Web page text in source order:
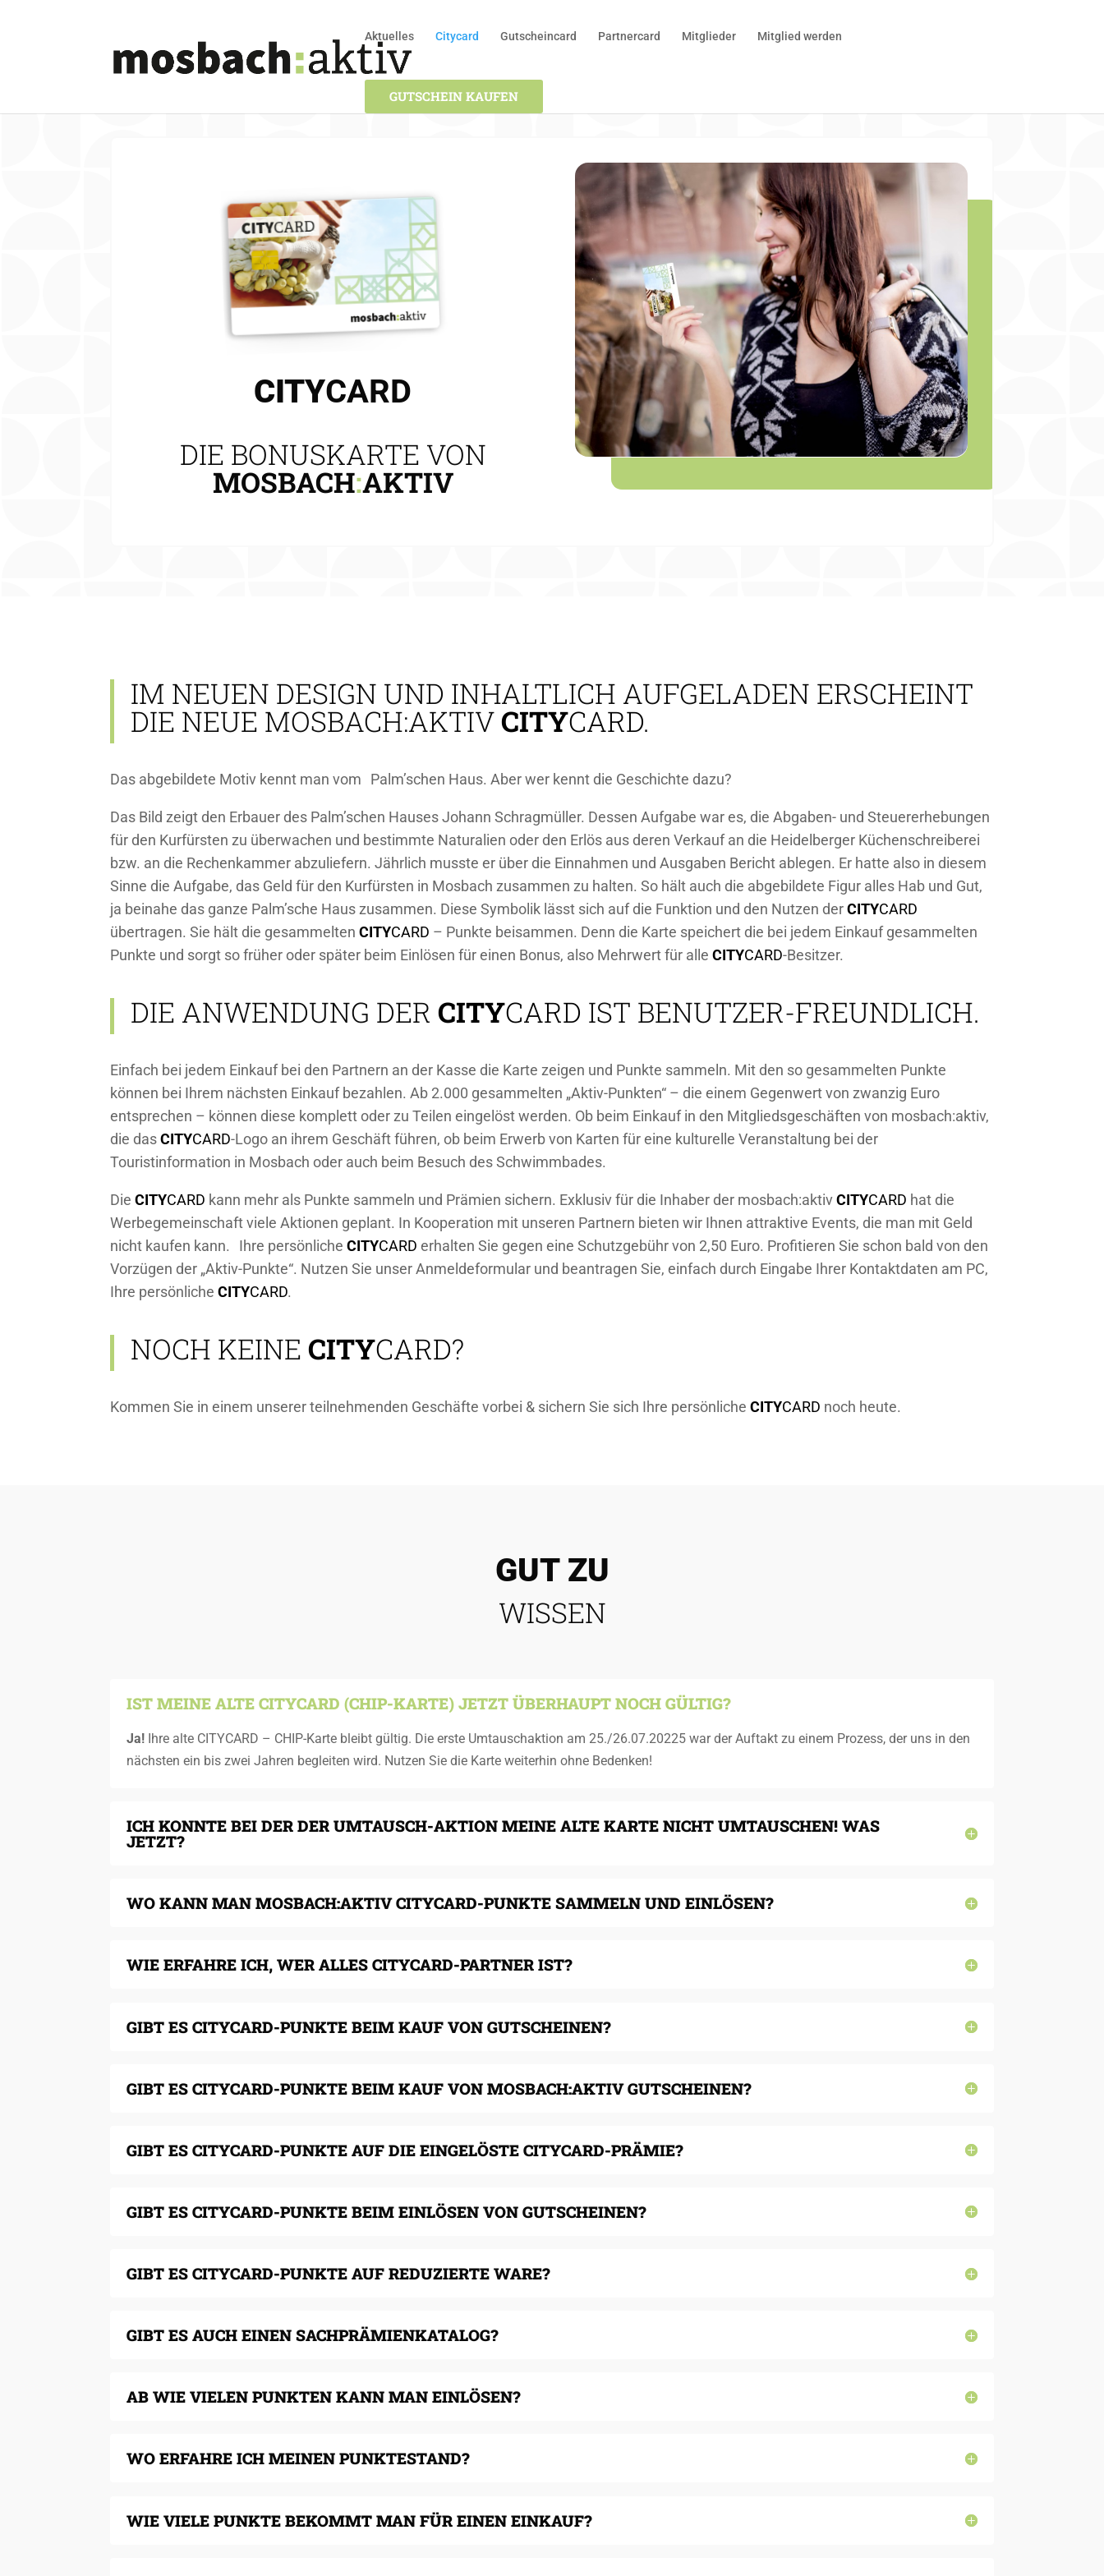
Aktuelles Citycard Gutscheincard Partnercard Mitglieder Mitglied werden
GUTSCHEIN KAUFEN
CITYCARD
DIE BONUSKARTE VON
MOSBACH:AKTIV
IM NEUEN DESIGN UND INHALTLICH AUFGELADEN ERSCHEINT
DIE NEUE MOSBACH:AKTIVCITYCARD.
Das abgebildete Motiv kennt man vom Palm’schen Haus. Aber wer kennt die Geschichte dazu?
Das Bild zeigt den Erbauer des Palm’schen Hauses Johann Schragmüller. Dessen Aufgabe war es, die Abgaben- und Steuererhebungen
für den Kurfürsten zu überwachen und bestimmte Naturalien oder den Erlös aus deren Verkauf an die Heidelberger Küchenschreiberei
bzw. an die Rechenkammer abzuliefern. Jährlich musste er über die Einnahmen und Ausgaben Bericht ablegen. Er hatte also in diesem
Sinne die Aufgabe, das Geld für den Kurfürsten in Mosbach zusammen zu halten. So hält auch die abgebildete Figur alles Hab und Gut,
ja beinahe das ganze Palm’sche Haus zusammen. Diese Symbolik lässt sich auf die Funktion und den Nutzen derCITYCARD
übertragen. Sie hält die gesammeltenCITYCARD – Punkte beisammen. Denn die Karte speichert die bei jedem Einkauf gesammelten
Punkte und sorgt so früher oder später beim Einlösen für einen Bonus, also Mehrwert für alleCITYCARD-Besitzer.
DIE ANWENDUNG DERCITYCARD IST BENUTZER-FREUNDLICH.
Einfach bei jedem Einkauf bei den Partnern an der Kasse die Karte zeigen und Punkte sammeln. Mit den so gesammelten Punkte
können bei Ihrem nächsten Einkauf bezahlen. Ab 2.000 gesammelten „Aktiv-Punkten“ – die einem Gegenwert von zwanzig Euro
entsprechen – können diese komplett oder zu Teilen eingelöst werden. Ob beim Einkauf in den Mitgliedsgeschäften von mosbach:aktiv,
die dasCITYCARD-Logo an ihrem Geschäft führen, ob beim Erwerb von Karten für eine kulturelle Veranstaltung bei der
Touristinformation in Mosbach oder auch beim Besuch des Schwimmbades.
DieCITYCARD kann mehr als Punkte sammeln und Prämien sichern. Exklusiv für die Inhaber der mosbach:aktivCITYCARD hat die
Werbegemeinschaft viele Aktionen geplant. In Kooperation mit unseren Partnern bieten wir Ihnen attraktive Events, die man mit Geld
nicht kaufen kann. Ihre persönlicheCITYCARD erhalten Sie gegen eine Schutzgebühr von 2,50 Euro. Profitieren Sie schon bald von den
Vorzügen der „Aktiv-Punkte“. Nutzen Sie unser Anmeldeformular und beantragen Sie, einfach durch Eingabe Ihrer Kontaktdaten am PC,
Ihre persönlicheCITYCARD.
NOCH KEINECITYCARD?
Kommen Sie in einem unserer teilnehmenden Geschäfte vorbei & sichern Sie sich Ihre persönlicheCITYCARD noch heute.
GUT ZU
WISSEN
IST MEINE ALTE CITYCARD (CHIP-KARTE) JETZT ÜBERHAUPT NOCH GÜLTIG?
Ja! Ihre alte CITYCARD – CHIP-Karte bleibt gültig. Die erste Umtauschaktion am 25./26.07.20225 war der Auftakt zu einem Prozess, der uns in den
nächsten ein bis zwei Jahren begleiten wird. Nutzen Sie die Karte weiterhin ohne Bedenken!
ICH KONNTE BEI DER DER UMTAUSCH-AKTION MEINE ALTE KARTE NICHT UMTAUSCHEN! WAS
JETZT?
WO KANN MAN MOSBACH:AKTIV CITYCARD-PUNKTE SAMMELN UND EINLÖSEN?
WIE ERFAHRE ICH, WER ALLES CITYCARD-PARTNER IST?
GIBT ES CITYCARD-PUNKTE BEIM KAUF VON GUTSCHEINEN?
GIBT ES CITYCARD-PUNKTE BEIM KAUF VON MOSBACH:AKTIV GUTSCHEINEN?
GIBT ES CITYCARD-PUNKTE AUF DIE EINGELÖSTE CITYCARD-PRÄMIE?
GIBT ES CITYCARD-PUNKTE BEIM EINLÖSEN VON GUTSCHEINEN?
GIBT ES CITYCARD-PUNKTE AUF REDUZIERTE WARE?
GIBT ES AUCH EINEN SACHPRÄMIENKATALOG?
AB WIE VIELEN PUNKTEN KANN MAN EINLÖSEN?
WO ERFAHRE ICH MEINEN PUNKTESTAND?
WIE VIELE PUNKTE BEKOMMT MAN FÜR EINEN EINKAUF?